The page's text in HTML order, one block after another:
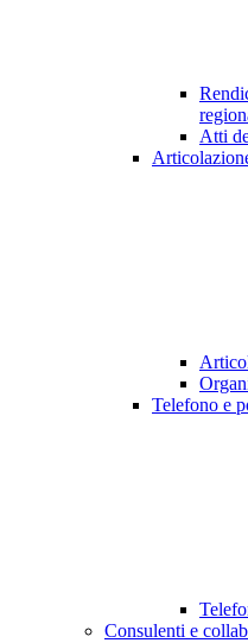
Atti
Telefono e
Consulenti e